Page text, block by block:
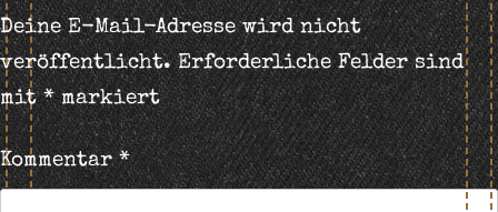
Deine E-Mail-Adresse wird nicht
veröffentlicht. Erforderliche Felder sind
mit*markiert
Kommentar*